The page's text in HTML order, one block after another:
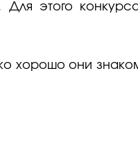
Для этого
хорошо они